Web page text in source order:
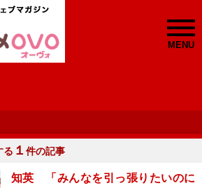
MENU
る １ 件の記事
知英 「みんなを引っ張りたいのに